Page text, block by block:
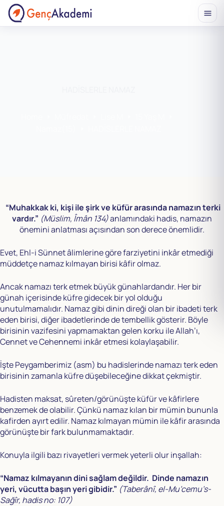
“Muhakkak ki, kişi ile şirk ve küfür arasında namazın terki
vardır.” (Müslim, Îmân 134)anlamındaki hadis, namazın
önemini anlatması açısından son derece önemlidir.
Evet, Ehl-i Sünnet âlimlerine göre farziyetini inkâr etmediği
müddetçe namaz kılmayan birisi kâfir olmaz.
Ancak namazı terk etmek büyük günahlardandır. Her bir
günah içerisinde küfre gidecek bir yol olduğu
unutulmamalıdır. Namaz gibi dinin direği olan bir ibadeti terk
eden birisi, diğer ibadetlerinde de tembellik gösterir. Böyle
birisinin vazifesini yapmamaktan gelen korku ile Allah’ı,
Cennet ve Cehennemi inkâr etmesi kolaylaşabilir.
İşte Peygamberimiz (asm) bu hadislerinde namazı terk eden
birisinin zamanla küfre düşebileceğine dikkat çekmiştir.
Hadisten maksat, sûreten/görünüşte küfür ve kâfirlere
benzemek de olabilir. Çünkü namaz kılan bir mümin bununla
kafirden ayırt edilir. Namaz kılmayan mümin ile kâfir arasında
görünüşte bir fark bulunmamaktadır.
Konuyla ilgili bazı rivayetleri vermek yeterli olur inşallah:
“Namaz kılmayanın dini sağlam değildir. Dinde namazın
yeri, vücutta başın yeri gibidir.” (Taberânî, el-Mu’cemu’s-
Sağîr, hadis no: 107)